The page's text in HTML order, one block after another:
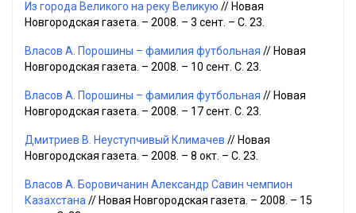
Из города Великого на реку Великую // Новая
Новгородская газета. – 2008. – 3 сент. – С. 23.
Власов А. Порошины – фамилия футбольная // Новая
Новгородская газета. – 2008. – 10 сент. С. 23.
Власов А. Порошины – фамилия футбольная // Новая
Новгородская газета. – 2008. – 17 сент. С. 23.
Дмитриев В. Неуступчивый Климачев // Новая
Новгородская газета. – 2008. – 8 окт. – С. 23.
Власов А. Боровичанин Александр Савин чемпион
Казахстана// Новая Новгородская газета. – 2008. – 15